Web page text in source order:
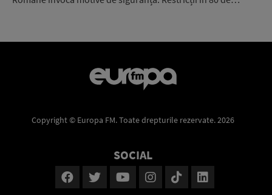
Copyright © Europa FM. Toate drepturile rezervate. 2026
SOCIAL